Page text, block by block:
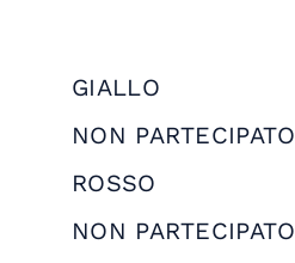
GIALLO
NON PARTECIPATO
ROSSO
NON PARTECIPATO